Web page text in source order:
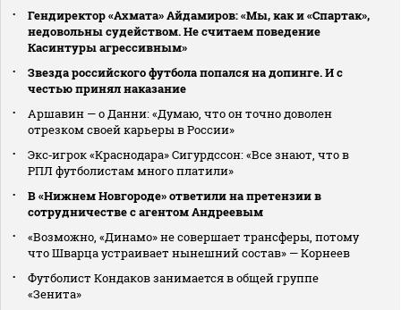
Гендиректор «Ахмата» Айдамиров: «Мы, как и «Спартак»,
недовольны судейством. Не считаем поведение
Касинтуры агрессивным»
Звезда российского футбола попался на допинге. И с
честью принял наказание
Аршавин — о Данни: «Думаю, что он точно доволен
отрезком своей карьеры в России»
Экс‑игрок «Краснодара» Сигурдссон: «Все знают, что в
РПЛ футболистам много платили»
В «Нижнем Новгороде» ответили на претензии в
сотрудничестве с агентом Андреевым
«Возможно, «Динамо» не совершает трансферы, потому
что Шварца устраивает нынешний состав» — Корнеев
Футболист Кондаков занимается в общей группе
«Зенита»